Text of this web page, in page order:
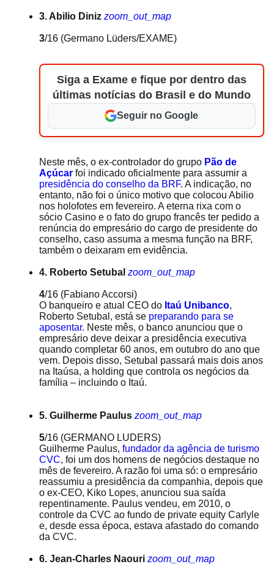
3. Abilio Diniz zoom_out_map
3/16 (Germano Lüders/EXAME)
Siga a Exame e fique por dentro das
últimas notícias do Brasil e do Mundo
Seguir no Google
Neste mês, o ex-controlador do grupo Pão de
Açúcar foi indicado oficialmente para assumir a
presidência do conselho da BRF. A indicação, no
entanto, não foi o único motivo que colocou Abilio
nos holofotes em fevereiro. A eterna rixa com o
sócio Casino e o fato do grupo francês ter pedido a
renúncia do empresário do cargo de presidente do
conselho, caso assuma a mesma função na BRF,
também o deixaram em evidência.
4. Roberto Setubal zoom_out_map
4/16 (Fabiano Accorsi)
O banqueiro e atual CEO do Itaú Unibanco,
Roberto Setubal, está se preparando para se
aposentar. Neste mês, o banco anunciou que o
empresário deve deixar a presidência executiva
quando completar 60 anos, em outubro do ano que
vem. Depois disso, Setubal passará mais dois anos
na Itaúsa, a holding que controla os negócios da
família – incluindo o Itaú.
5. Guilherme Paulus zoom_out_map
5/16 (GERMANO LUDERS)
Guilherme Paulus, fundador da agência de turismo
CVC, foi um dos homens de negócios destaque no
mês de fevereiro. A razão foi uma só: o empresário
reassumiu a presidência da companhia, depois que
o ex-CEO, Kiko Lopes, anunciou sua saída
repentinamente. Paulus vendeu, em 2010, o
controle da CVC ao fundo de private equity Carlyle
e, desde essa época, estava afastado do comando
da CVC.
6. Jean-Charles Naouri zoom_out_map